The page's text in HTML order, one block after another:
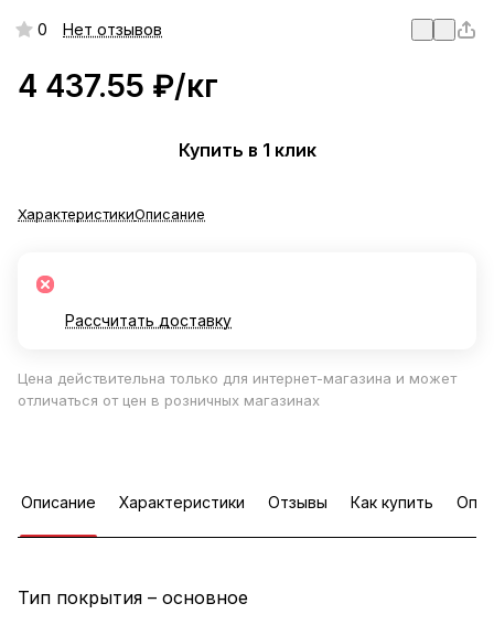
0 Нет отзывов
4 437.55 ₽/кг
Купить в 1 клик
ХарактеристикиОписание
Рассчитать доставку
Цена действительна только для интернет-магазина и может
отличаться от цен в розничных магазинах
Описание Характеристики Отзывы Как купить
Тип покрытия – основное